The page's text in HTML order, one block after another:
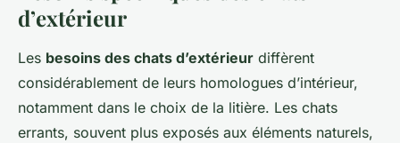
d’extérieur
Les besoins des chats d’extérieur diffèrent
considérablement de leurs homologues d’intérieur,
notamment dans le choix de la litière. Les chats
errants, souvent plus exposés aux éléments naturels,